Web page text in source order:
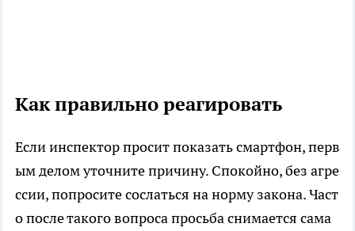
Как правильно реагировать
Если инспектор просит показать смартфон, перв
ым делом уточните причину. Спокойно, без агре
ссии, попросите сослаться на норму закона. Част
о после такого вопроса просьба снимается сама